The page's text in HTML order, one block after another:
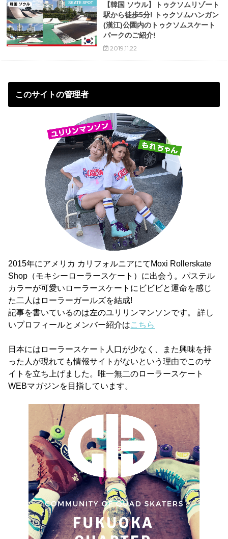
SKATE SPOT
【韓国 ソウル】トゥクソムリゾート
駅から徒歩5分! トゥクソムハンガン
(漢江)公園内のトゥクソムスケート
パークのご紹介!
2019.11.22
このサイトの管理者
2015年にアメリカ カリフォルニアにてMoxi Rollerskate
Shop（モキシーローラースケート）に出会う。パステル
カラーが可愛いローラースケートにビビビと運命を感じ
た二人はローラーガールズを結成!
記事を書いているのは左のユリリンマンソンです。 詳し
いプロフィールとメンバー紹介はこちら
日本にはローラースケート人口が少なく、また興味を持
った人が現れても情報サイトがないという理由でこのサ
イトを立ち上げました。唯一無二のローラースケート
WEBマガジンを目指しています。